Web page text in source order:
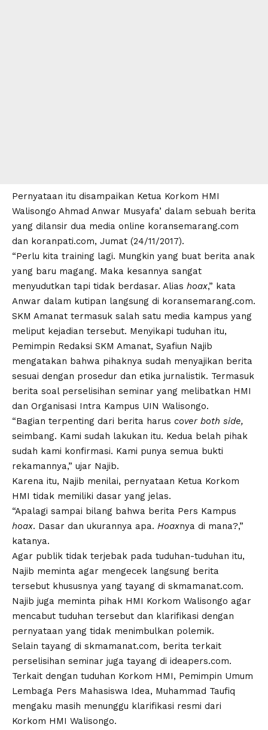
Pernyataan itu disampaikan Ketua Korkom HMI
Walisongo Ahmad Anwar Musyafa’ dalam sebuah berita
yang dilansir dua media online koransemarang.com
dan koranpati.com, Jumat (24/11/2017).
“Perlu kita training lagi. Mungkin yang buat berita anak
yang baru magang. Maka kesannya sangat
menyudutkan tapi tidak berdasar. Alias hoax,” kata
Anwar dalam kutipan langsung di koransemarang.com.
SKM Amanat termasuk salah satu media kampus yang
meliput kejadian tersebut. Menyikapi tuduhan itu,
Pemimpin Redaksi SKM Amanat, Syafiun Najib
mengatakan bahwa pihaknya sudah menyajikan berita
sesuai dengan prosedur dan etika jurnalistik. Termasuk
berita soal perselisihan seminar yang melibatkan HMI
dan Organisasi Intra Kampus UIN Walisongo.
“Bagian terpenting dari berita harus cover both side,
seimbang. Kami sudah lakukan itu. Kedua belah pihak
sudah kami konfirmasi. Kami punya semua bukti
rekamannya,” ujar Najib.
Karena itu, Najib menilai, pernyataan Ketua Korkom
HMI tidak memiliki dasar yang jelas.
“Apalagi sampai bilang bahwa berita Pers Kampus
hoax. Dasar dan ukurannya apa. Hoaxnya di mana?,”
katanya.
Agar publik tidak terjebak pada tuduhan-tuduhan itu,
Najib meminta agar mengecek langsung berita
tersebut khususnya yang tayang di skmamanat.com.
Najib juga meminta pihak HMI Korkom Walisongo agar
mencabut tuduhan tersebut dan klarifikasi dengan
pernyataan yang tidak menimbulkan polemik.
Selain tayang di skmamanat.com, berita terkait
perselisihan seminar juga tayang di ideapers.com.
Terkait dengan tuduhan Korkom HMI, Pemimpin Umum
Lembaga Pers Mahasiswa Idea, Muhammad Taufiq
mengaku masih menunggu klarifikasi resmi dari
Korkom HMI Walisongo.